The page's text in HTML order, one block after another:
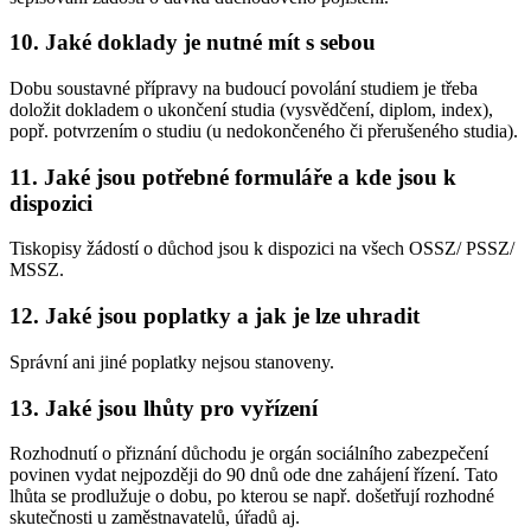
10. Jaké doklady je nutné mít s sebou
Dobu soustavné přípravy na budoucí povolání studiem je třeba
doložit dokladem o ukončení studia (vysvědčení, diplom, index),
popř. potvrzením o studiu (u nedokončeného či přerušeného studia).
11. Jaké jsou potřebné formuláře a kde jsou k
dispozici
Tiskopisy žádostí o důchod jsou k dispozici na všech OSSZ/ PSSZ/
MSSZ.
12. Jaké jsou poplatky a jak je lze uhradit
Správní ani jiné poplatky nejsou stanoveny.
13. Jaké jsou lhůty pro vyřízení
Rozhodnutí o přiznání důchodu je orgán sociálního zabezpečení
povinen vydat nejpozději do 90 dnů ode dne zahájení řízení. Tato
lhůta se prodlužuje o dobu, po kterou se např. došetřují rozhodné
skutečnosti u zaměstnavatelů, úřadů aj.